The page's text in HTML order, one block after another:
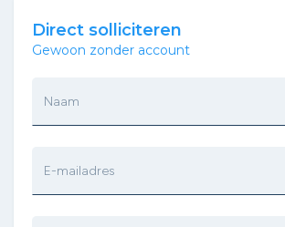
Direct solliciteren
Gewoon zonder account
Naam
E-mailadres